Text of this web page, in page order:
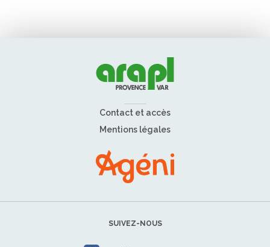
Contact et accès
Mentions légales
SUIVEZ-NOUS